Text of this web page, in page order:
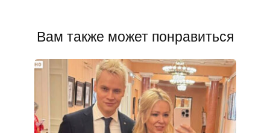
Вам также может понравиться